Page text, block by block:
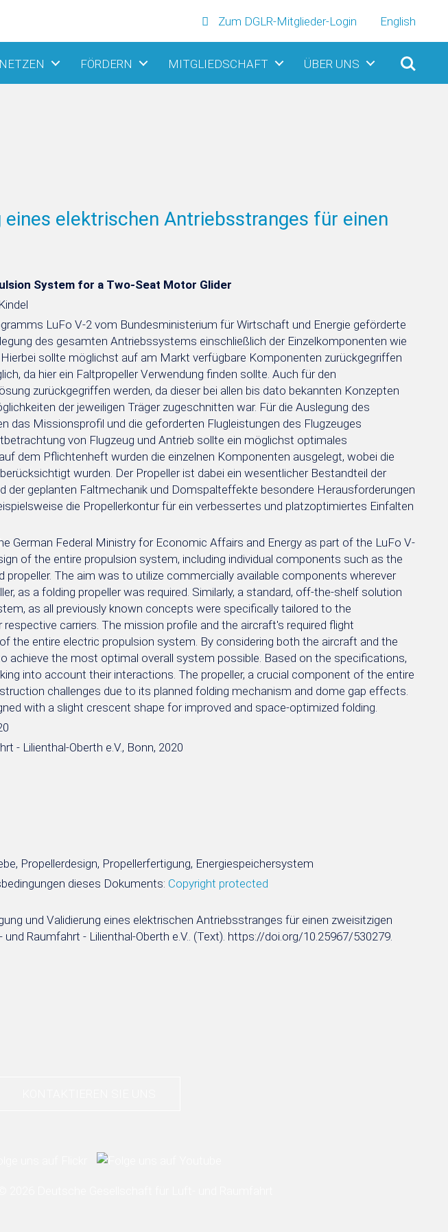
Zum DGLR-Mitglieder-Login English
FÖRDERN MITGLIEDSCHAFT ÜBER UNS
elektrischen Antriebsstranges für einen
System for a Two-Seat Motor Glider
LuFo V-2 vom Bundesministerium für Wirtschaft und Energie geförderte
des gesamten Antriebssystems einschließlich der Einzelkomponenten wie
Hierbei sollte möglichst auf am Markt verfügbare Komponenten zurückgegriffen
da hier ein Faltpropeller Verwendung finden sollte. Auch für den
zurückgegriffen werden, da dieser bei allen bis dato bekannten Konzepten
der jeweiligen Träger zugeschnitten war. Für die Auslegung des
das Missionsprofil und die geforderten Flugleistungen des Flugzeuges
von Flugzeug und Antrieb sollte ein möglichst optimales
dem Pflichtenheft wurden die einzelnen Komponenten ausgelegt, wobei die
wurden. Der Propeller ist dabei ein wesentlicher Bestandteil der
der geplanten Faltmechanik und Domspalteffekte besondere Herausforderungen
die Propellerkontur für ein verbessertes und platzoptimiertes Einfalten
German Federal Ministry for Economic Affairs and Energy as part of the LuFo V-
of the entire propulsion system, including individual components such as the
The aim was to utilize commercially available components wherever
as a folding propeller was required. Similarly, a standard, off-the-shelf solution
as all previously known concepts were specifically tailored to the
carriers. The mission profile and the aircraft's required flight
the entire electric propulsion system. By considering both the aircraft and the
achieve the most optimal overall system possible. Based on the specifications,
into account their interactions. The propeller, a crucial component of the entire
challenges due to its planned folding mechanism and dome gap effects.
with a slight crescent shape for improved and space-optimized folding.
- Lilienthal-Oberth e.V., Bonn, 2020
Propellerdesign, Propellerfertigung, Energiespeichersystem
dieses Dokuments: Copyright protected
und Validierung eines elektrischen Antriebsstranges für einen zweisitzigen
Raumfahrt - Lilienthal-Oberth e.V.. (Text). https://doi.org/10.25967/530279.